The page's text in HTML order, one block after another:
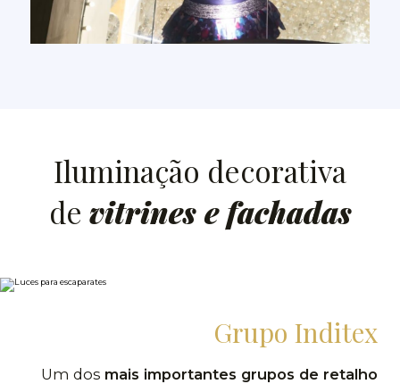
Iluminação decorativa
de vitrines e fachadas
Grupo Inditex
Um dos mais importantes grupos de retalho